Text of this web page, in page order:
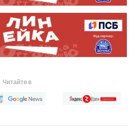
Читайте в